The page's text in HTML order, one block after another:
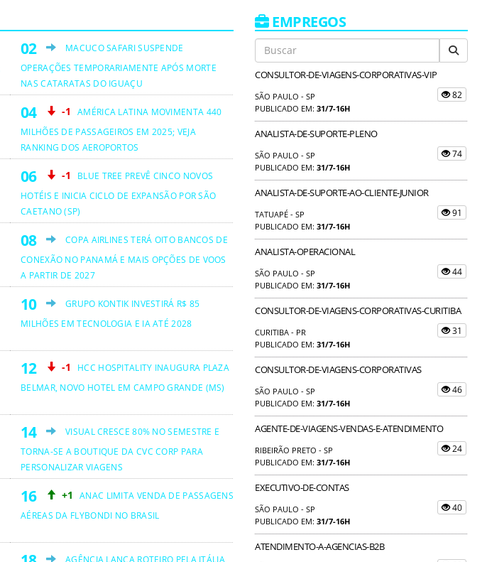
MACUCO SAFARI SUSPENDE
OPERAÇÕES TEMPORARIAMENTE APÓS MORTE
NAS CATARATAS DO IGUAÇU
-1
AMÉRICA LATINA MOVIMENTA 440
MILHÕES DE PASSAGEIROS EM 2025; VEJA
RANKING DOS AEROPORTOS
-1
BLUE TREE PREVÊ CINCO NOVOS
HOTÉIS E INICIA CICLO DE EXPANSÃO POR SÃO
CAETANO (SP)
COPA AIRLINES TERÁ OITO BANCOS DE
CONEXÃO NO PANAMÁ E MAIS OPÇÕES DE VOOS
A PARTIR DE 2027
GRUPO KONTIK INVESTIRÁ R$ 85
MILHÕES EM TECNOLOGIA E IA ATÉ 2028
-1
HCC HOSPITALITY INAUGURA PLAZA
BELMAR, NOVO HOTEL EM CAMPO GRANDE (MS)
VISUAL CRESCE 80% NO SEMESTRE E
TORNA-SE A BOUTIQUE DA CVC CORP PARA
PERSONALIZAR VIAGENS
+1
ANAC LIMITA VENDA DE PASSAGENS
AÉREAS DA FLYBONDI NO BRASIL
EMPREGOS
CONSULTOR-DE-VIAGENS-CORPORATIVAS-VIP
SÃO PAULO - SP
PUBLICADO EM: 31/7-16H
82
ANALISTA-DE-SUPORTE-PLENO
SÃO PAULO - SP
PUBLICADO EM: 31/7-16H
74
ANALISTA-DE-SUPORTE-AO-CLIENTE-JUNIOR
TATUAPÉ - SP
PUBLICADO EM: 31/7-16H
91
ANALISTA-OPERACIONAL
SÃO PAULO - SP
PUBLICADO EM: 31/7-16H
44
CONSULTOR-DE-VIAGENS-CORPORATIVAS-CURITIBA
CURITIBA - PR
PUBLICADO EM: 31/7-16H
31
CONSULTOR-DE-VIAGENS-CORPORATIVAS
SÃO PAULO - SP
PUBLICADO EM: 31/7-16H
46
AGENTE-DE-VIAGENS-VENDAS-E-ATENDIMENTO
RIBEIRÃO PRETO - SP
PUBLICADO EM: 31/7-16H
24
EXECUTIVO-DE-CONTAS
SÃO PAULO - SP
PUBLICADO EM: 31/7-16H
40
ATENDIMENTO-A-AGENCIAS-B2B